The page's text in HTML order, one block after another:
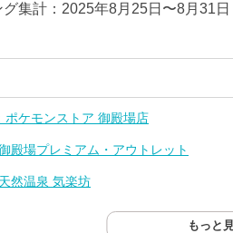
集計：2025年8月25日〜8月31日
ポケモンストア 御殿場店
殿場プレミアム・アウトレット
然温泉 気楽坊
もっと